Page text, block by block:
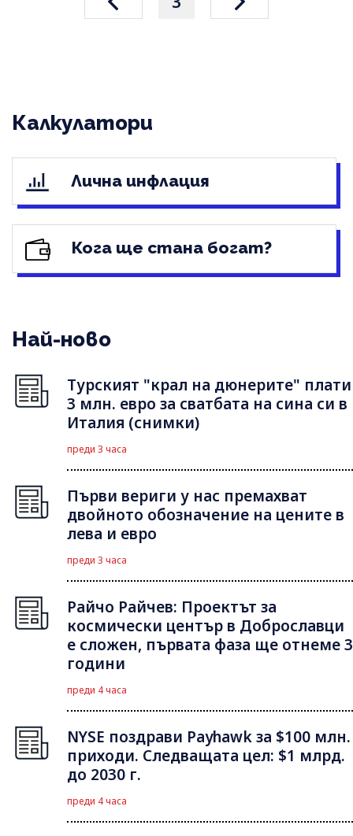
Калкулатори
Лична инфлация
Кога ще стана богат?
Най-ново
Турският "крал на дюнерите" плати
3 млн. евро за сватбата на сина си в
Италия (снимки)
преди 3 часа
Първи вериги у нас премахват
двойното обозначение на цените в
лева и евро
преди 3 часа
Райчо Райчев: Проектът за
космически център в Доброславци
е сложен, първата фаза ще отнеме 3
години
преди 4 часа
NYSE поздрави Payhawk за $100 млн.
приходи. Следващата цел: $1 млрд.
до 2030 г.
преди 4 часа